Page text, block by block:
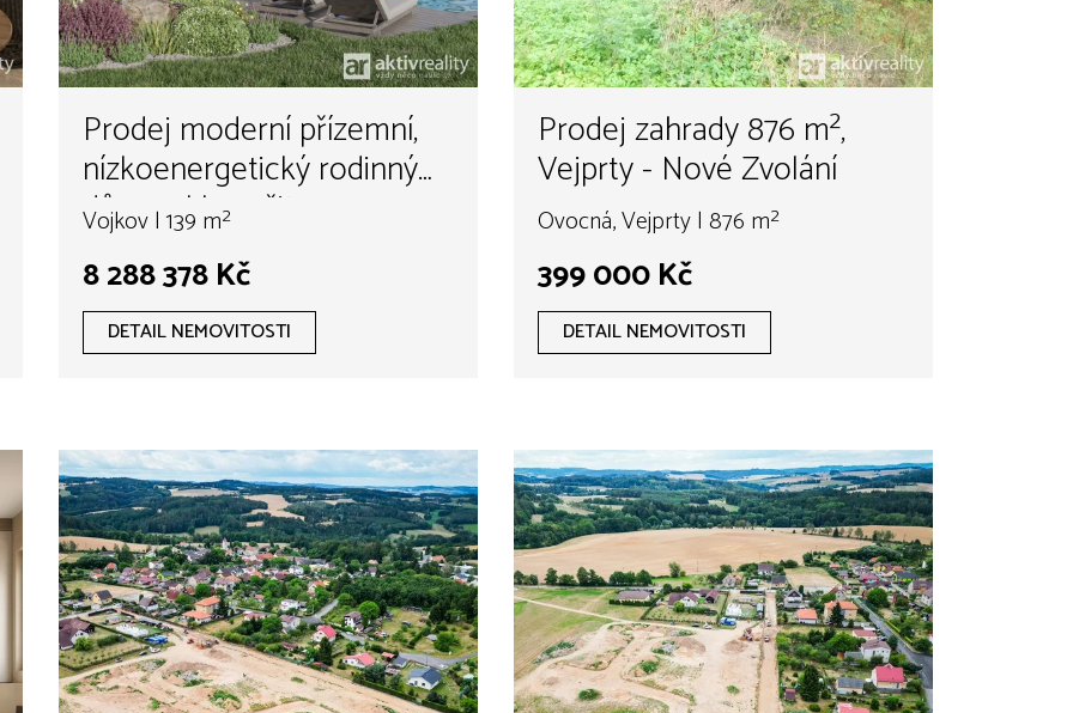
Prodej moderní přízemní,
nízkoenergetický rodinný
dům 4+kk s užitnou
plochou 139 m² , pozemek
802 m², Vojkov.
Vojkov | 139 m²
8 288 378 Kč
DETAIL NEMOVITOSTI
Prodej zahrady 876 m²,
Vejprty - Nové Zvolání
Ovocná, Vejprty | 876 m²
399 000 Kč
DETAIL NEMOVITOSTI